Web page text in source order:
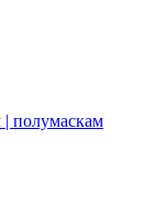
полумаскам